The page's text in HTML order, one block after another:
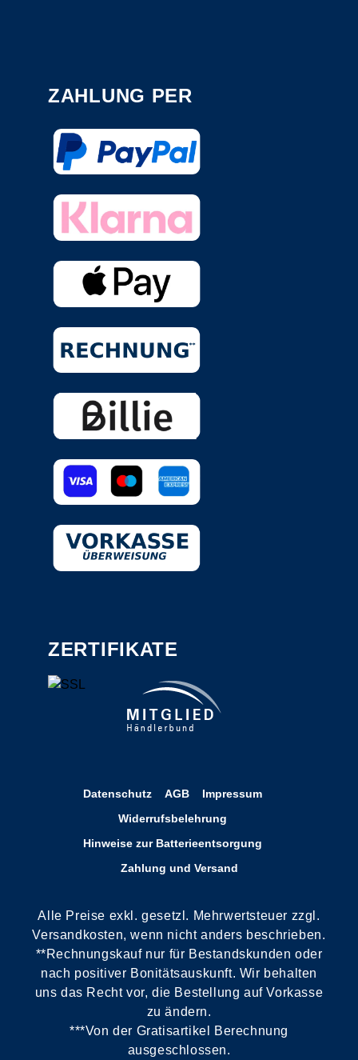
ZAHLUNG PER
ZERTIFIKATE
Datenschutz AGB
Impressum
Widerrufsbelehrung
Hinweise zur Batterieentsorgung
Zahlung und Versand
Alle Preise exkl. gesetzl. Mehrwertsteuer zzgl.
Versandkosten, wenn nicht anders beschrieben.
**Rechnungskauf nur für Bestandskunden oder
nach positiver Bonitätsauskunft. Wir behalten
uns das Recht vor, die Bestellung auf Vorkasse
zu ändern.
***Von der Gratisartikel Berechnung
ausgeschlossen.